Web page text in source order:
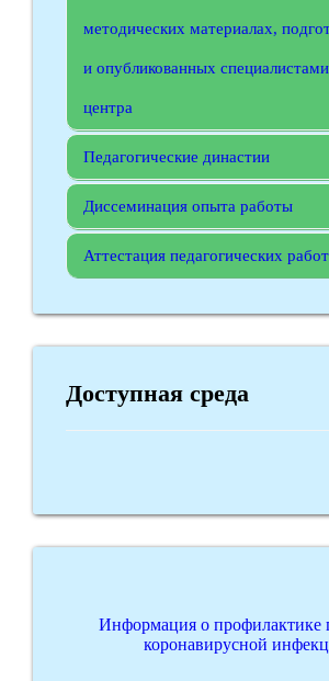
методических материалах,
и опубликованных
центра
Педагогические династии
Диссеминация опыта работы
Аттестация педагогических
Доступная среда
Информация о профилактике
коронавирусной